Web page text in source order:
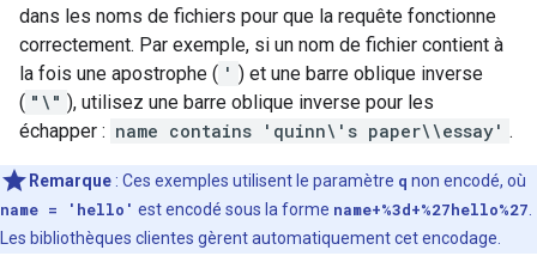
dans les noms de fichiers pour que la requête fonctionne
correctement. Par exemple, si un nom de fichier contient à
la fois une apostrophe ( ' ) et une barre oblique inverse
( "\" ), utilisez une barre oblique inverse pour les
échapper : name contains 'quinn\'s paper\\essay' .
Remarque : Ces exemples utilisent le paramètre q non encodé, où
name = 'hello' est encodé sous la forme name+%3d+%27hello%27
Les bibliothèques clientes gèrent automatiquement cet encodage.